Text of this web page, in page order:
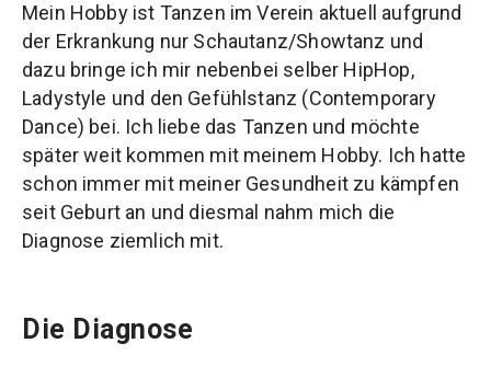
Mein Hobby ist Tanzen im Verein aktuell aufgrund
der Erkrankung nur Schautanz/Showtanz und
dazu bringe ich mir nebenbei selber HipHop,
Ladystyle und den Gefühlstanz (Contemporary
Dance) bei. Ich liebe das Tanzen und möchte
später weit kommen mit meinem Hobby. Ich hatte
schon immer mit meiner Gesundheit zu kämpfen
seit Geburt an und diesmal nahm mich die
Diagnose ziemlich mit.
Die Diagnose